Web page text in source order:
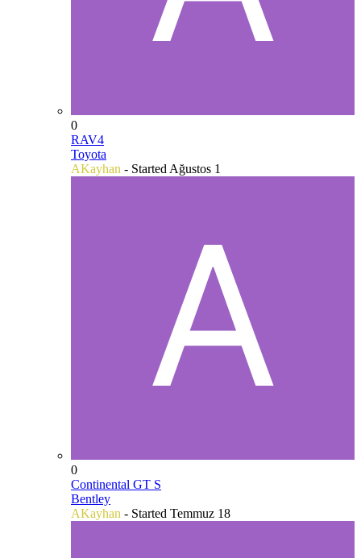
0
RAV4
Toyota
AKayhan - Started Ağustos 1
0
Continental GT S
Bentley
AKayhan - Started Temmuz 18